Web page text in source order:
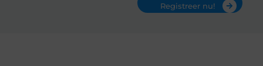
Registreer nu!